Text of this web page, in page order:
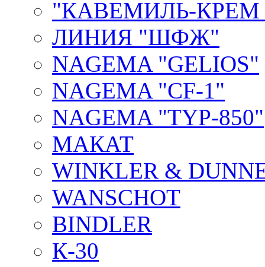
"КАВЕМИЛЬ-КРЕМ
ЛИНИЯ "ШФЖ"
NAGEMA "GELIOS"
NAGEMA "CF-1"
NAGEMA "TYP-850"
МАКАТ
WINKLER &
WANSCHOT
BINDLER
К-30